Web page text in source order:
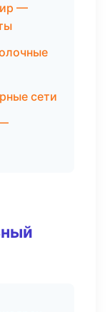
—
сети